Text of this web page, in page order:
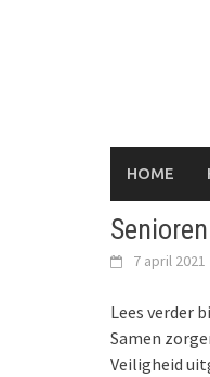
HOME
7 april 2021
Lees verder
Samen
Veiligheid